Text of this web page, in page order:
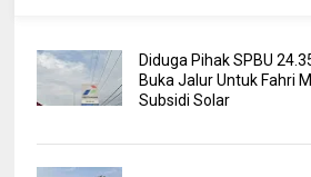
Diduga Pihak SPBU
Buka Jalur Untuk Fahri
Subsidi Solar